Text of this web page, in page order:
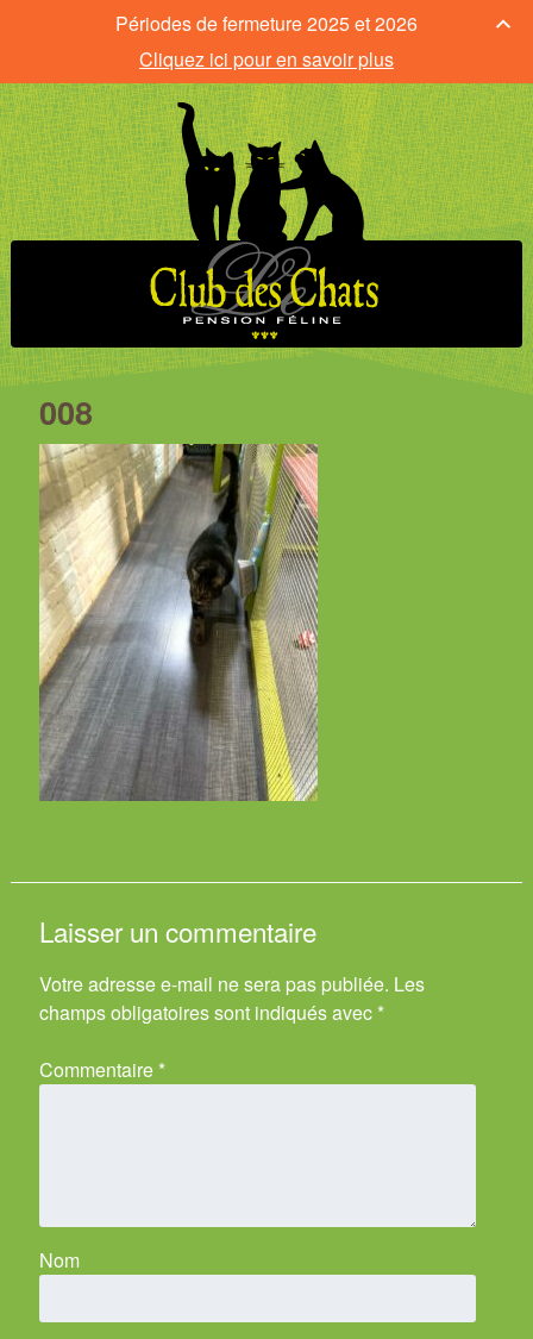
008
Laisser un commentaire
Votre adresse e-mail ne sera pas publiée. Les
champs obligatoires sont indiqués avec *
Commentaire *
Nom
Périodes de fermeture 2025 et 2026
Cliquez ici pour en savoir plus